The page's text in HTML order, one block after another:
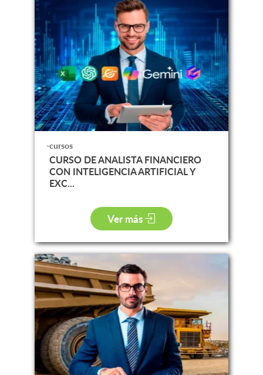
-cursos
CURSO DE ANALISTA FINANCIERO
CON INTELIGENCIA ARTIFICIAL Y
EXC...
Ver más